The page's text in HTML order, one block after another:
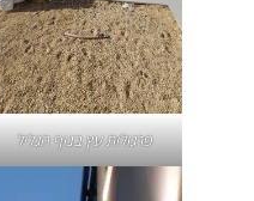
פרגולות עץ בנוף הגליל